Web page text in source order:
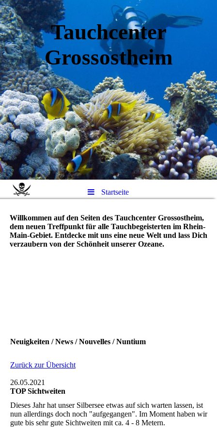
Tauchcenter
Grossostheim
Startseite
Willkommen auf den Seiten des Tauchcenter Grossostheim,
dem neuen Treffpunkt für alle Tauchbegeisterten im Rhein-
Main-Gebiet. Entdecke mit uns eine neue Welt und lass Dich
verzaubern von der Schönheit unserer Ozeane.
Neuigkeiten / News / Nouvelles / Nuntium
Zurück zur Übersicht
26.05.2021
TOP Sichtweiten
Dieses Jahr hat unser Silbersee etwas auf sich warten lassen, ist
nun allerdings doch noch "aufgegangen". Im Moment haben wir
gute bis sehr gute Sichtweiten mit ca. 4 - 8 Metern.